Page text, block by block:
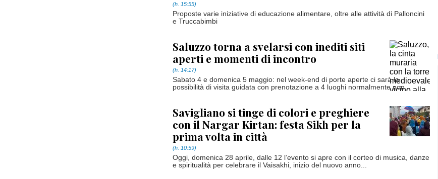
(h. 15:55)
Proposte varie iniziative di educazione alimentare, oltre alle attività di Palloncini
e Truccabimbi
Saluzzo torna a svelarsi con inediti siti
aperti e momenti di incontro
(h. 14:17)
Sabato 4 e domenica 5 maggio: nel week-end di porte aperte ci sarà la
possibilità di visita guidata con prenotazione a 4 luoghi normalmente non...
Savigliano si tinge di colori e preghiere
con il Nargar Kirtan: festa Sikh per la
prima volta in città
(h. 10:59)
Oggi, domenica 28 aprile, dalle 12 l’evento si apre con il corteo di musica, danze
e spiritualità per celebrare il Vaisakhi, inizio del nuovo anno...